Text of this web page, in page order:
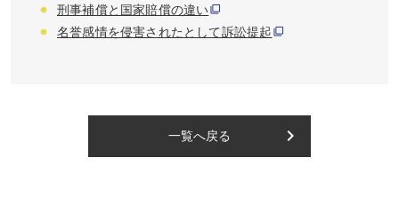
刑事補償と国家賠償の違い
名誉感情を侵害されたとして訴訟提起
一覧へ戻る keyboard_arrow_right